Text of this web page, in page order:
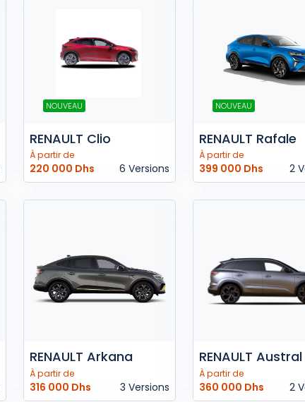
NOUVEAU
RENAULT Clio
À partir de
220 000 Dhs 6 Versions
NOUVEAU
RENAULT Rafale
À partir de
399 000 Dhs 2
RENAULT Arkana
À partir de
316 000 Dhs 3 Versions
RENAULT Austral
À partir de
360 000 Dhs 2